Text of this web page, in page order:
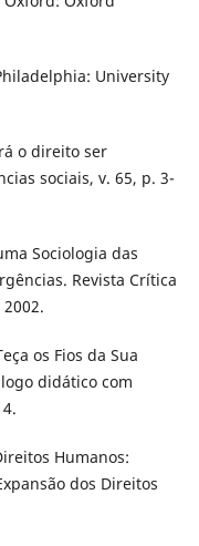
University
o direito ser
sociais, v. 65, p. 3-
Sociologia das
Revista Crítica
os Fios da Sua
didático com
Humanos:
dos Direitos